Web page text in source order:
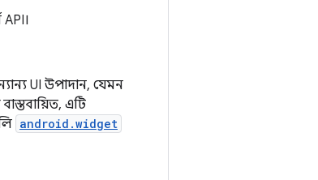
UI উপাদান, যেমন
এটি
android.widget